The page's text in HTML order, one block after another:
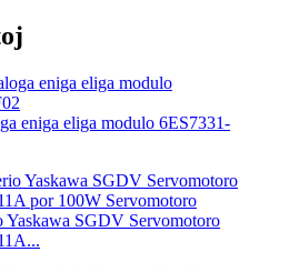
eniga eliga modulo 6ES7331-
Yaskawa SGDV Servomotoro